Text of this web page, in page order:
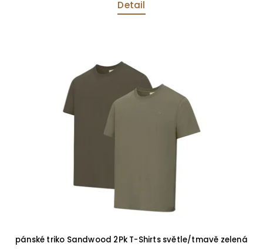
Detail
pánské triko Sandwood 2Pk T-Shirts světle/tmavě zelená